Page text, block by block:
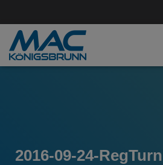
2016-09-24-